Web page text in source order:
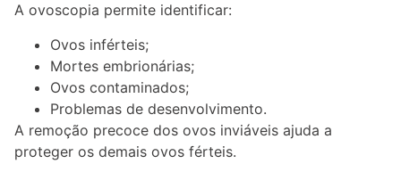
A ovoscopia permite identificar:
Ovos inférteis;
Mortes embrionárias;
Ovos contaminados;
Problemas de desenvolvimento.
A remoção precoce dos ovos inviáveis ajuda a
proteger os demais ovos férteis.